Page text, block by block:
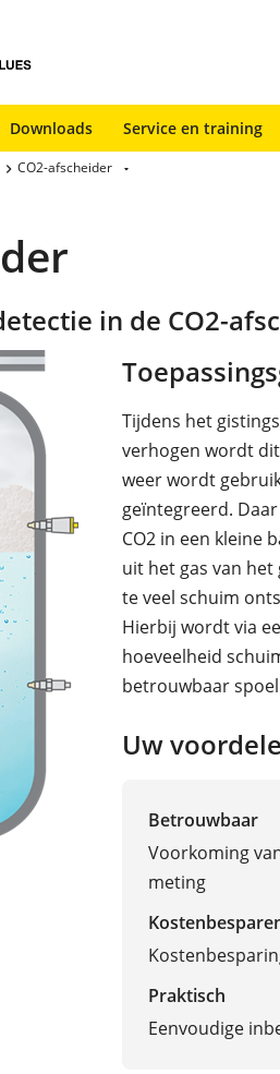
Downloads Service en training
CO2-afscheider
in de CO2-
Tijdens het
verhogen wordt
weer wordt
geïntegreerd.
CO2 in een kleine
uit het gas van
te veel schuim
Hierbij wordt via
hoeveelheid
betrouwbaar
Uw
Betrouwbaar
Voorkoming
meting
Praktisch
Eenvoudige